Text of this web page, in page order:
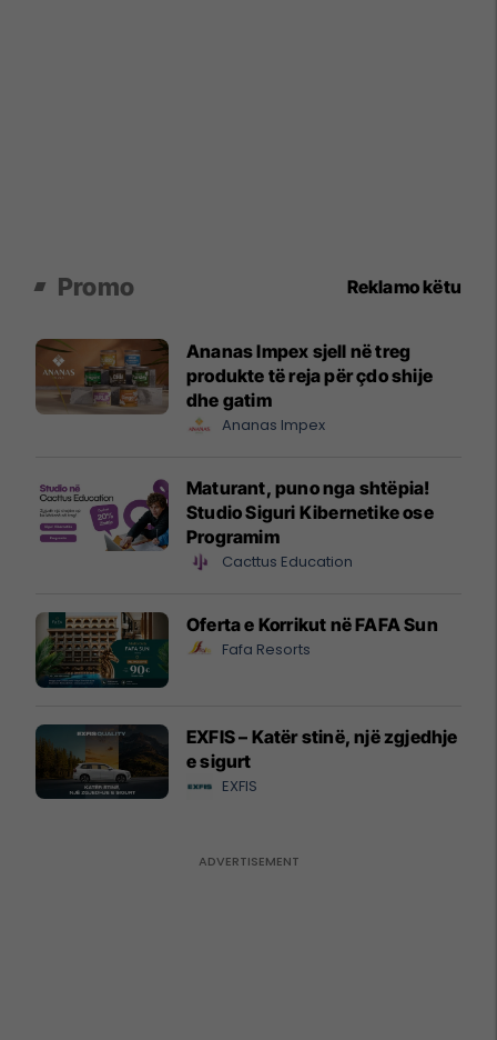
Promo Reklamo këtu
Ananas Impex sjell në treg
produkte të reja për çdo shije
dhe gatim
Ananas Impex
Maturant, puno nga shtëpia!
Studio Siguri Kibernetike ose
Programim
Cacttus Education
Oferta e Korrikut në FAFA Sun
Fafa Resorts
EXFIS – Katër stinë, një zgjedhje
e sigurt
EXFIS